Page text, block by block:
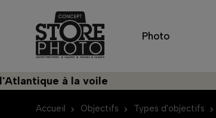
Photo
à la voile
Accueil Objectifs Types d'objectifs